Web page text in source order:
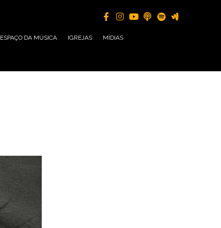
ESPAÇO DA MÚSICA IGREJAS
MÍDIAS